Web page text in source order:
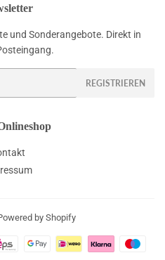
und Sonderangebote. Direkt in
REGISTRIEREN
by Shopify
Zahlungsarten